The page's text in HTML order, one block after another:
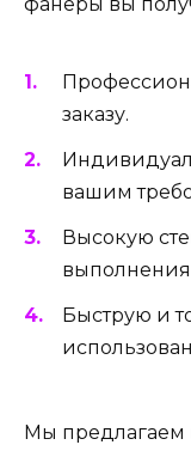
заказу.
вашим
Высокую
Быструю и
Мы предлагаем